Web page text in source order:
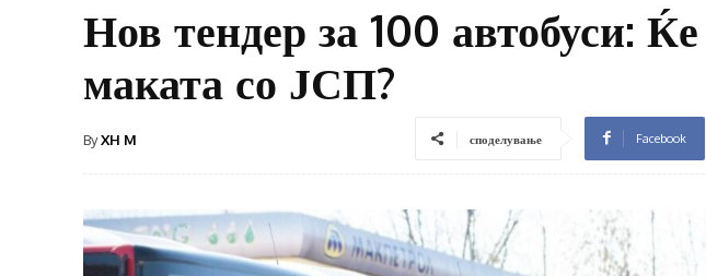
Нов тендер за 100 автобуси:
маката со ЈСП?
ByXH M споделување Facebook